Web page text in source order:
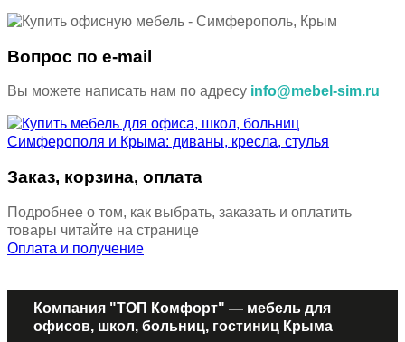
Вопрос по e-mail
Вы можете написать нам по адресу info@mebel-sim.ru
Заказ, корзина, оплата
Подробнее о том, как выбрать, заказать и оплатить
товары читайте на странице
Оплата и получение
Компания "ТОП Комфорт" — мебель для
офисов, школ, больниц, гостиниц Крыма